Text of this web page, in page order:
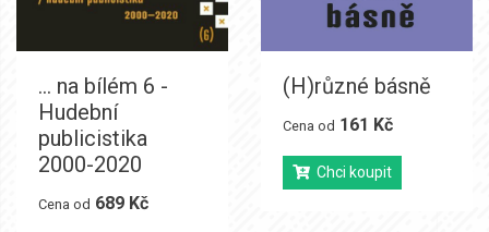
... na bílém 6 -
Hudební
publicistika
2000-2020
Cena od 689 Kč
(H)různé básně
Cena od 161 Kč
Chci koupit